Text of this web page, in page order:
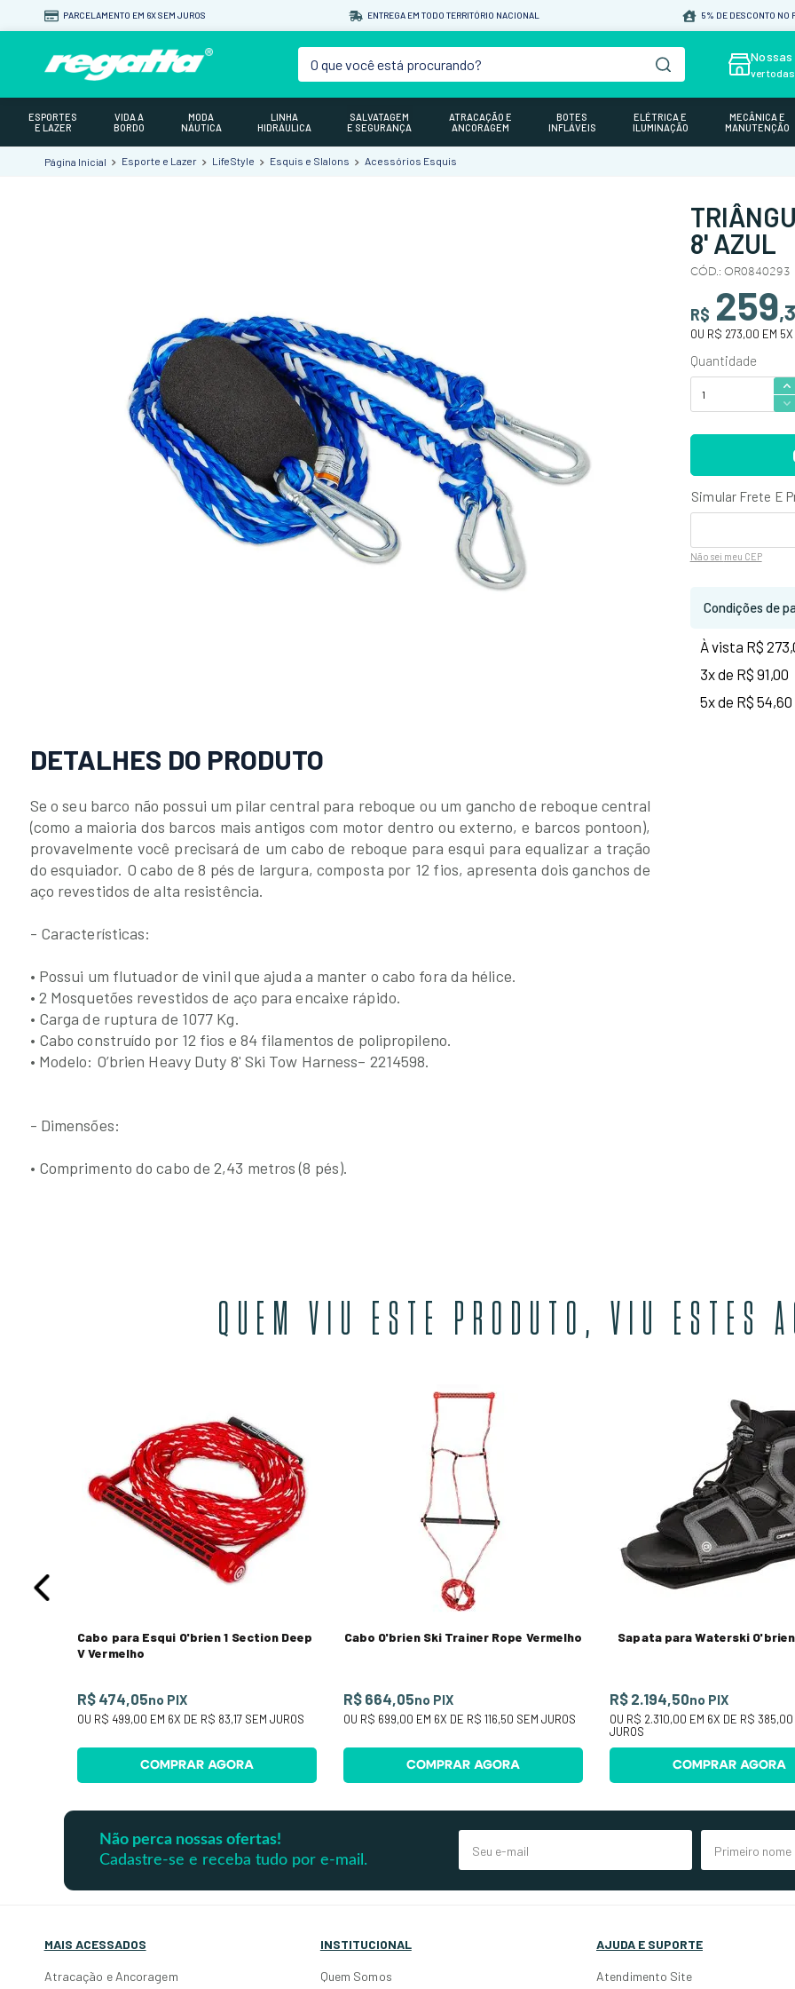
PARCELAMENTO EM 6X SEM JUROS ENTREGA EM TODO TERRITÓRIO NACIONAL 5% DE DESCONTO NO
O que você está procurando? Nossas
ver todas
ESPORTES
E LAZER
VIDA A
BORDO
MODA
NÁUTICA
LINHA
HIDRÁULICA
SALVATAGEM
E SEGURANÇA
ATRACAÇÃO E
ANCORAGEM
BOTES
INFLÁVEIS
ELÉTRICA E
ILUMINAÇÃO
MECÂNICA E
MANUTENÇÃO
Esporte e Lazer LifeStyle Esquis e Slalons Acessórios Esquis
DETALHES DO PRODUTO
Se o seu barco não possui um pilar central para reboque ou um gancho de reboque central
(como a maioria dos barcos mais antigos com motor dentro ou externo, e barcos pontoon),
provavelmente você precisará de um cabo de reboque para esqui para equalizar a tração
do esquiador. O cabo de 8 pés de largura, composta por 12 fios, apresenta dois ganchos de
aço revestidos de alta resistência.
- Características:
• Possui um flutuador de vinil que ajuda a manter o cabo fora da hélice.
• 2 Mosquetões revestidos de aço para encaixe rápido.
• Carga de ruptura de 1077 Kg.
• Cabo construído por 12 fios e 84 filamentos de polipropileno.
• Modelo: O’brien Heavy Duty 8' Ski Tow Harness– 2214598.
- Dimensões:
• Comprimento do cabo de 2,43 metros (8 pés).
8' AZUL
CÓD.: OR0840293
R$ 259,
OU R$ 273,00 EM 5X
Não sei meu CEP
Condições de
À vista R$
3x de R$ 91,00
5x de R$ 54,60
QUEM VIU ESTE PRODUTO, VIU ESTES
Cabo para Esqui O'brien 1 Section Deep
V Vermelho
R$ 474,05no PIX
OU R$ 499,00 EM 6X DE R$ 83,17 SEM JUROS
COMPRAR AGORA
Cabo O'brien Ski Trainer Rope Vermelho
R$ 664,05no PIX
OU R$ 699,00 EM 6X DE R$ 116,50 SEM JUROS
COMPRAR AGORA
Sapata para Waterski
R$ 2.194,50no PIX
OU R$ 2.310,00 EM 6X DE R$ 385,00
JUROS
COMPRAR AGORA
Não perca nossas ofertas!
Cadastre-se e receba tudo por e-mail.
MAIS ACESSADOS
Atracação e Ancoragem
INSTITUCIONAL
Quem Somos
AJUDA E SUPORTE
Atendimento Site